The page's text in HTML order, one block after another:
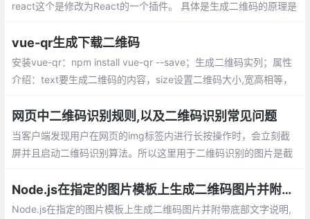
react这个是修改为React的一个插件。 具体是生成二维码的原理是
vue-qr生成下载二维码
安装vue-qr：npm install vue-qr --save；生成二维码实列；属性
介绍：text要生成二维码的内容，size设置二维码大小,宽高相等，
网页中二维码识别规则,以及二维码识别常见问题
当客户端发现用户在网页的img标签内进行长按操作时，会立刻截
屏并且启动二维码识别算法。所以这里用于二维码识别的图片是截
页中二维码无法被识别的原因有这几个
Node.js在指定的图片模板上生成二维码图片并附带底部文字说明
Node.js在指定的图片模板上生成二维码图片并附带底部文字说明,